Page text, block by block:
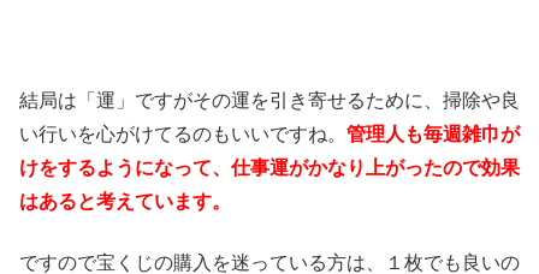
結局は「運」ですがその運を引き寄せるために、掃除や良
い行いを心がけてるのもいいですね。 管理人も毎週雑巾が
けをするようになって、仕事運がかなり上がったので効果
はあると考えています。
ですので宝くじの購入を迷っている方は、１枚でも良いの